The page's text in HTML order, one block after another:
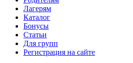
Лагерям
Каталог
Бонусы
Статьи
Для групп
Регистрация на сайте